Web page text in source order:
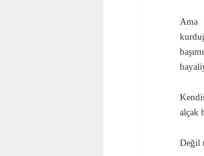
Ama
alçak
Değil